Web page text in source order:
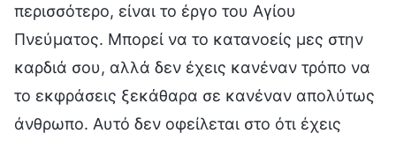
περισσότερο, είναι το έργο του Αγίου
Πνεύματος. Μπορεί να το κατανοείς μες στην
καρδιά σου, αλλά δεν έχεις κανέναν τρόπο να
το εκφράσεις ξεκάθαρα σε κανέναν απολύτως
άνθρωπο. Αυτό δεν οφείλεται στο ότι έχεις